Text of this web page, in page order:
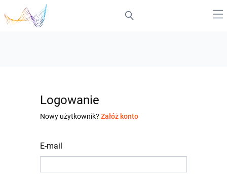
Logowanie
Nowy użytkownik? Załóż konto
E-mail